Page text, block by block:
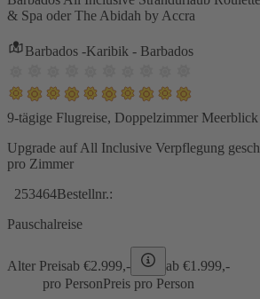
& Spa oder The Abidah by Accra
Barbados -Karibik - Barbados
9-tägige Flugreise, Doppelzimmer
Upgrade auf All Inclusive Verpflegung
pro Zimmer
253464Bestellnr.:
Pauschalreise
Alter Preisab €2.999,- ab €1.999,-
pro PersonPreis pro Person